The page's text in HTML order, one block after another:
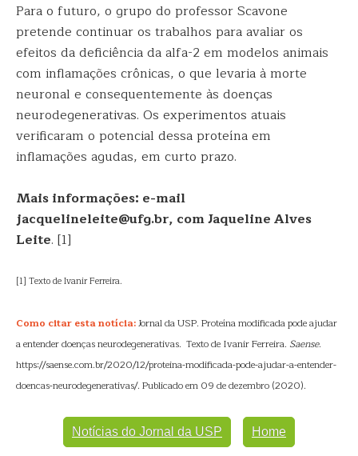
Para o futuro, o grupo do professor Scavone
pretende continuar os trabalhos para avaliar os
efeitos da deficiência da alfa-2 em modelos animais
com inflamações crônicas, o que levaria à morte
neuronal e consequentemente às doenças
neurodegenerativas. Os experimentos atuais
verificaram o potencial dessa proteína em
inflamações agudas, em curto prazo.
Mais informações: e-mail
jacquelineleite@ufg.br, com Jaqueline Alves
Leite. [1]
[1] Texto de Ivanir Ferreira.
Como citar esta notícia:Jornal da USP. Proteína modificada pode ajudar
a entender doenças neurodegenerativas. Texto de Ivanir Ferreira. Saense.
https://saense.com.br/2020/12/proteina-modificada-pode-ajudar-a-entender-
doencas-neurodegenerativas/. Publicado em 09 de dezembro (2020).
Notícias do Jornal da USP Home